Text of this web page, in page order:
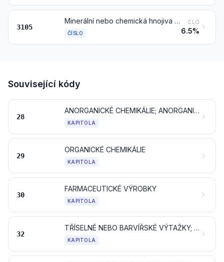
3105
Minerální nebo chemická hnojiva obsahující dva nebo tři z hnojivých prvků: dusík, fosfor a draslík; ostatní hnojiva; výrobky této kapitoly ve formě tablet nebo v podobných formách nebo v balení o celkové hmotnosti nepřesahující 10 kg
ČÍSLO
CLO
6.5%
Související kódy
28
ANORGANICKÉ CHEMIKÁLIE; ANORGANICKÉ NEBO ORGANICKÉ SLOUČENINY DRAHÝCH KOVŮ, KOVŮ VZÁCNÝCH ZEMIN, RADIOAKTIVNÍCH PRVKŮ NEBO IZOTOPŮ
KAPITOLA
29
ORGANICKÉ CHEMIKÁLIE
KAPITOLA
30
FARMACEUTICKÉ VÝROBKY
KAPITOLA
32
TŘÍSELNÉ NEBO BARVÍŘSKÉ VÝTAŽKY; TANINY A JEJICH DERIVÁTY; BARVIVA, PIGMENTY A JINÉ BARVICÍ LÁTKY; NÁTĚROVÉ BARVY A LAKY; TMELY A JINÉ NÁTĚROVÉ HMOTY; INKOUSTY
KAPITOLA